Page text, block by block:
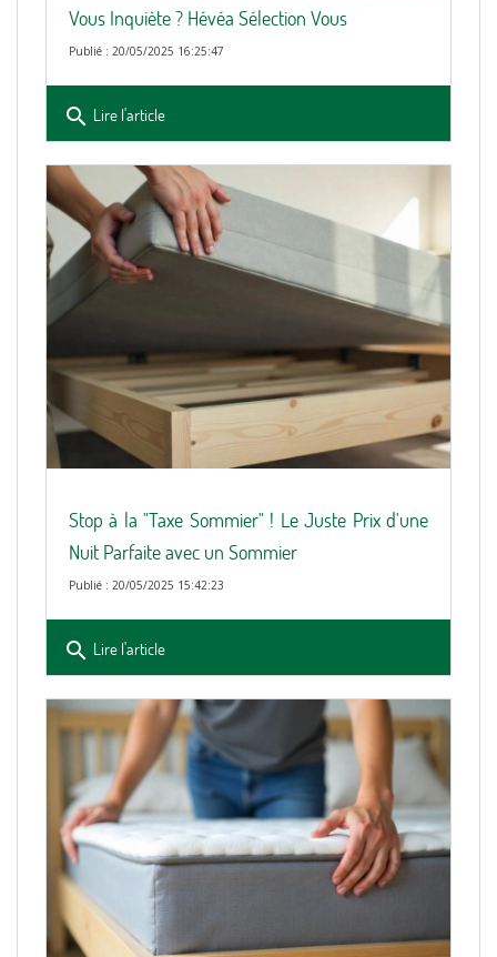
Vous Inquiète ? Hévéa Sélection Vous
Publié : 20/05/2025 16:25:47
search Lire l'article
Stop à la "Taxe Sommier" ! Le Juste Prix d'une
Nuit Parfaite avec un Sommier
Publié : 20/05/2025 15:42:23
search Lire l'article